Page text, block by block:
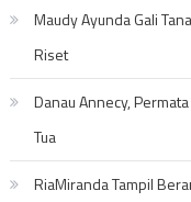
Maudy Ayunda Gali
Riset
Danau Annecy,
Tua
RiaMiranda Tampil